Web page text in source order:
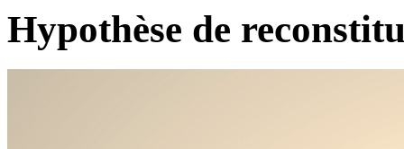
Hypothèse de